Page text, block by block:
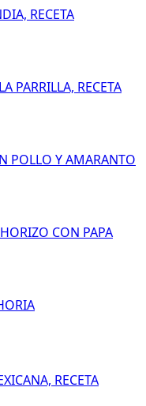
RECETA
PARRILLA, RECETA
POLLO Y AMARANTO
CON PAPA
RECETA